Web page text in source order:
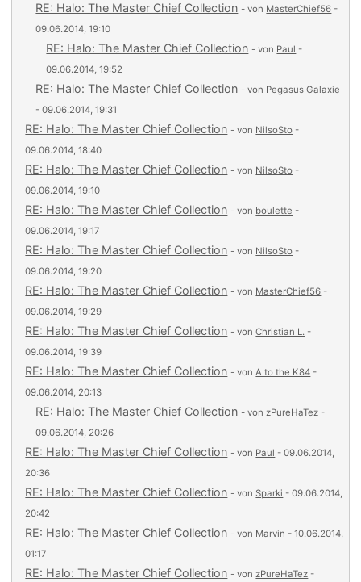
RE: Halo: The Master Chief Collection - von MasterChief56 -
09.06.2014, 19:10
RE: Halo: The Master Chief Collection - von Paul -
09.06.2014, 19:52
RE: Halo: The Master Chief Collection - von Pegasus Galaxie
- 09.06.2014, 19:31
RE: Halo: The Master Chief Collection - von NilsoSto -
09.06.2014, 18:40
RE: Halo: The Master Chief Collection - von NilsoSto -
09.06.2014, 19:10
RE: Halo: The Master Chief Collection - von boulette -
09.06.2014, 19:17
RE: Halo: The Master Chief Collection - von NilsoSto -
09.06.2014, 19:20
RE: Halo: The Master Chief Collection - von MasterChief56 -
09.06.2014, 19:29
RE: Halo: The Master Chief Collection - vonChristian L. -
09.06.2014, 19:39
RE: Halo: The Master Chief Collection - vonA to the K84 -
09.06.2014, 20:13
RE: Halo: The Master Chief Collection - vonzPureHaTez -
09.06.2014, 20:26
RE: Halo: The Master Chief Collection - von Paul - 09.06.2014,
20:36
RE: Halo: The Master Chief Collection - vonSparki - 09.06.2014,
20:42
RE: Halo: The Master Chief Collection - von Marvin - 10.06.2014,
01:17
RE: Halo: The Master Chief Collection - vonzPureHaTez -